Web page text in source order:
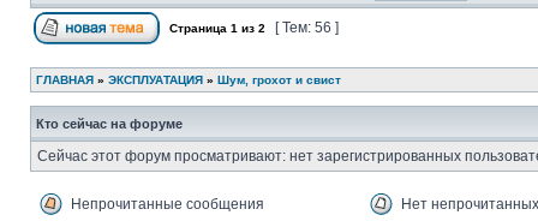
Страница 1 из 2 [ Тем: 56 ]
ГЛАВНАЯ » ЭКСПЛУАТАЦИЯ » Шум, грохот и свист
Кто сейчас на форуме
Сейчас этот форум просматривают: нет зарегистрированных
Непрочитанные сообщения
Нет